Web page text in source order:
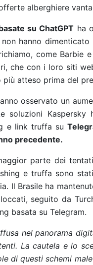
alberghiere
su ChatGPT ha
hanno
come Barbie
che con i loro siti
più atteso prima del
osservato un
soluzioni
e link truffa su
precedente.
parte dei
e truffa sono
Il Brasile ha
seguito da
basata su Telegram.
nel panorama
La cautela e lo
di questi schemi